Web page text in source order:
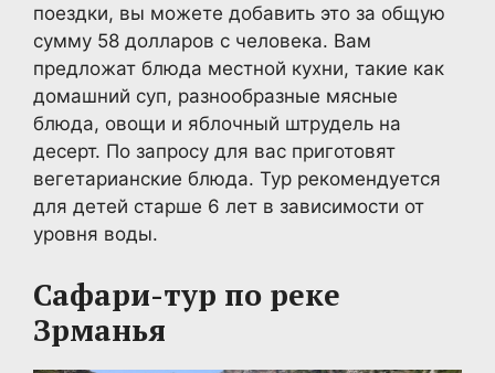
поездки, вы можете добавить это за общую
сумму 58 долларов с человека. Вам
предложат блюда местной кухни, такие как
домашний суп, разнообразные мясные
блюда, овощи и яблочный штрудель на
десерт. По запросу для вас приготовят
вегетарианские блюда. Тур рекомендуется
для детей старше 6 лет в зависимости от
уровня воды.
Сафари-тур по реке
Зрманья